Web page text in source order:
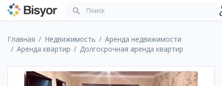
Главная Недвижимость
Аренда недвижимости
Аренда квартир
Долгосрочная аренда квартир